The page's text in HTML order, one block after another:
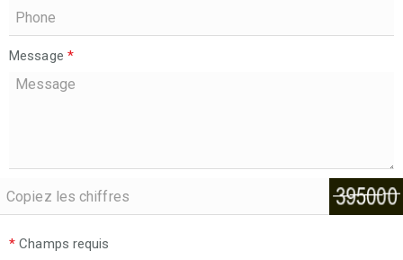
Message *
* Champs requis